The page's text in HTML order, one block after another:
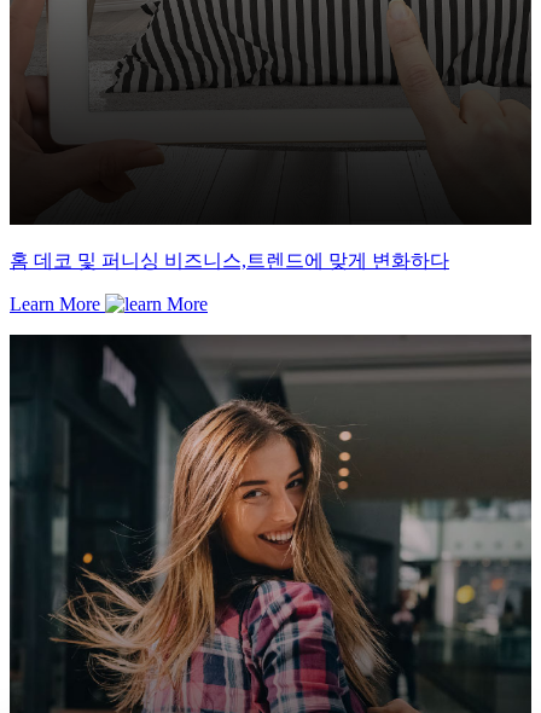
홈 데코 및 퍼니싱 비즈니스,트렌드에 맞게 변화하다
Learn More